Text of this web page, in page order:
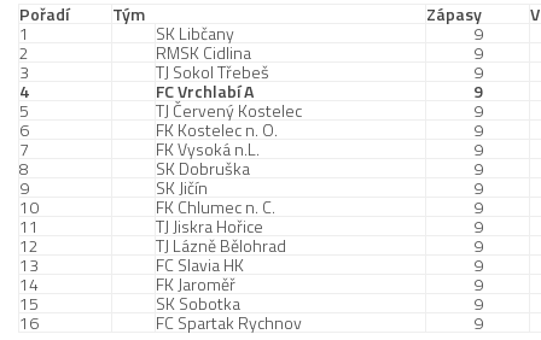
2014/15
2015/16
2016/17
B tým
Zápasy MB 2026/27
Realizační tým
Pořadí Tým Zápasy V
1 SK Libčany 9
2 RMSK Cidlina 9
3 TJ Sokol Třebeš 9
4 FC Vrchlabí A 9
5 TJ Červený Kostelec 9
6 FK Kostelec n. O. 9
7 FK Vysoká n.L. 9
8 SK Dobruška 9
9 SK Jičín 9
10 FK Chlumec n. C. 9
11 TJ Jiskra Hořice 9
12 TJ Lázně Bělohrad 9
13 FC Slavia HK 9
14 FK Jaroměř 9
15 SK Sobotka 9
16 FC Spartak Rychnov 9